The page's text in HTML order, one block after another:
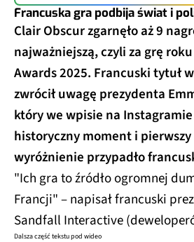
Francuska gra podbija świat i
Clair Obscur zgarnęło aż 9
najważniejszą, czyli za grę
Awards 2025. Francuski tytuł
zwrócił uwagę prezydenta
który we wpisie na
historyczny moment i
wyróżnienie przypadło
"Ich gra to źródło ogromnej
Francji" – napisał francuski
Sandfall Interactive
Dalsza część tekstu pod wideo